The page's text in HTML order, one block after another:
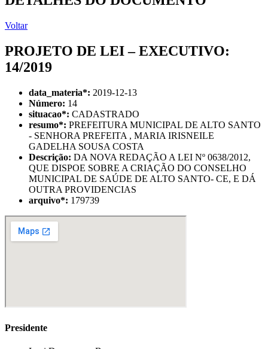
Voltar
PROJETO DE LEI – EXECUTIVO:
14/2019
data_materia*: 2019-12-13
Número: 14
situacao*: CADASTRADO
resumo*: PREFEITURA MUNICIPAL DE ALTO SANTO
- SENHORA PREFEITA , MARIA IRISNEILE
GADELHA SOUSA COSTA
Descrição: DA NOVA REDAÇÃO A LEI Nº 0638/2012,
QUE DISPOE SOBRE A CRIAÇÃO DO CONSELHO
MUNICIPAL DE SAÚDE DE ALTO SANTO- CE, E DÁ
OUTRA PROVIDENCIAS
arquivo*: 179739
Presidente